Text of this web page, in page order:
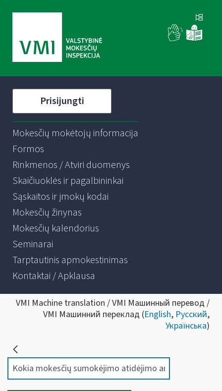
Prisijungti
Mokesčių mokėtojų informacija
Formos
Rinkmenos / Atviri duomenys
Skaičiuoklės ir pagalbininkai
Sąskaitos ir įmokų kodai
Mokesčių žinynas
Mokesčių kalendorius
Seminarai
Tarptautinis apmokestinimas
Kontaktai / Apklausa
VMI Machine translation / VMI Машинный перевод /
VMI Машинний переклад (English, Русский,
Українська)